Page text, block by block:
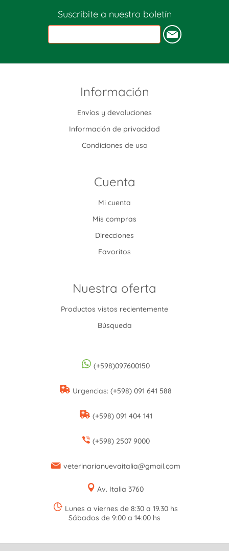
Suscribite a nuestro boletín
Información
Envíos y devoluciones
Información de privacidad
Condiciones de uso
Cuenta
Mi cuenta
Mis compras
Direcciones
Favoritos
Nuestra oferta
Productos vistos recientemente
Búsqueda
(+598)097600150
Urgencias: (+598) 091 641 588
(+598) 091 404 141
(+598) 2507 9000
veterinarianuevaitalia@gmail.com
Av. Italia 3760
Lunes a viernes de 8:30 a 19.30 hs
Sábados de 9:00 a 14:00 hs